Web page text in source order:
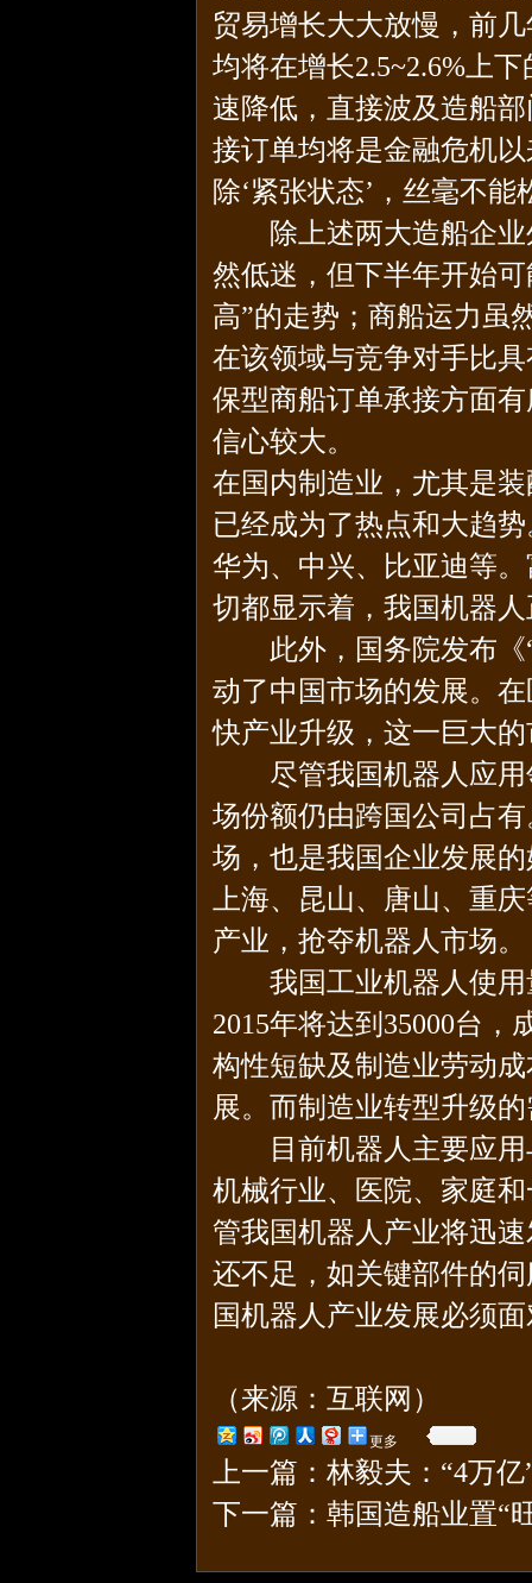
贸易增长大大放慢，前
均将在增长2.5~2.6%上
速降低，直接波及造船
接订单均将是金融危机
除‘紧张状态’，丝毫不能
除上述两大造船企业
然低迷，但下半年开始
高”的走势；商船运力虽
在该领域与竞争对手比
保型商船订单承接方面
信心较大。
在国内制造业，尤其是
已经成为了热点和大趋
华为、中兴、比亚迪等
切都显示着，我国机器
此外，国务院发布《“
动了中国市场的发展。
快产业升级，这一巨大
尽管我国机器人应用
场份额仍由跨国公司占
场，也是我国企业发展
上海、昆山、唐山、重
产业，抢夺机器人市场。
我国工业机器人使用
2015年将达到35000台
构性短缺及制造业劳动
展。而制造业转型升级
目前机器人主要应用
机械行业、医院、家庭
管我国机器人产业将迅
还不足，如关键部件的
国机器人产业发展必须
（来源：互联网）
更多
上一篇： 林毅夫：“4万
下一篇： 韩国造船业置“